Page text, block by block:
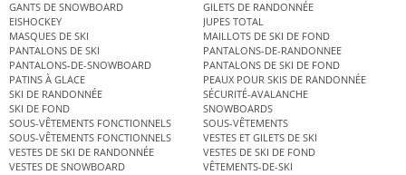
GANTS DE SNOWBOARD
GILETS DE RANDONNÉE
EISHOCKEY
JUPES TOTAL
MASQUES DE SKI
MAILLOTS DE SKI DE FOND
PANTALONS DE SKI
PANTALONS-DE-RANDONNEE
PANTALONS-DE-SNOWBOARD
PANTALONS DE SKI DE FOND
PATINS À GLACE
PEAUX POUR SKIS DE RANDONNÉE
SKI DE RANDONNÉE
SÉCURITÉ-AVALANCHE
SKI DE FOND
SNOWBOARDS
SOUS-VÊTEMENTS FONCTIONNELS
SOUS-VÊTEMENTS
SOUS-VÊTEMENTS FONCTIONNELS
VESTES ET GILETS DE SKI
VESTES DE SKI DE RANDONNÉE
VESTES DE SKI DE FOND
VESTES DE SNOWBOARD
VÊTEMENTS-DE-SKI